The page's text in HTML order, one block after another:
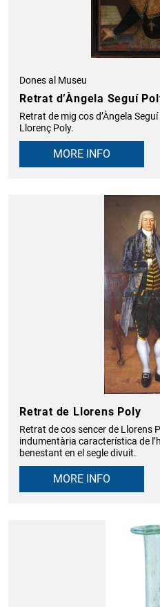
Dones al Museu
Retrat d’Àngela Seguí
Retrat de mig cos d’Àngela
Llorenç Poly.
MORE INFO
Retrat de Llorens Poly
Retrat de cos sencer de Llorens
indumentària característica de
benestant en el segle divuit.
MORE INFO